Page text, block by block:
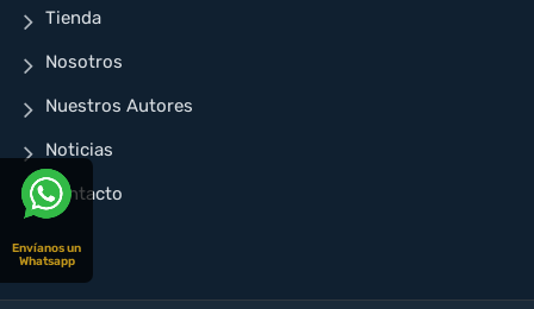
Tienda
Nosotros
Nuestros Autores
Noticias
Contacto
Envíanos un
Whatsapp